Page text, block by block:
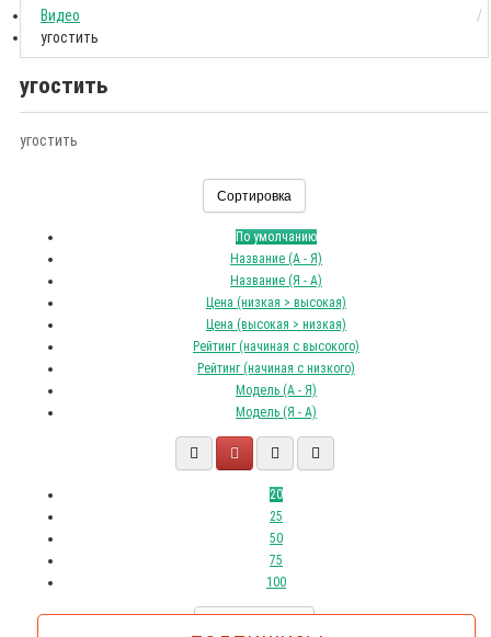
Видео
угостить
угостить
угостить
Сортировка
По умолчанию
Название (А - Я)
Название (Я - А)
Цена (низкая > высокая)
Цена (высокая > низкая)
Рейтинг (начиная с высокого)
Рейтинг (начиная с низкого)
Модель (А - Я)
Модель (Я - А)
20
25
50
75
100